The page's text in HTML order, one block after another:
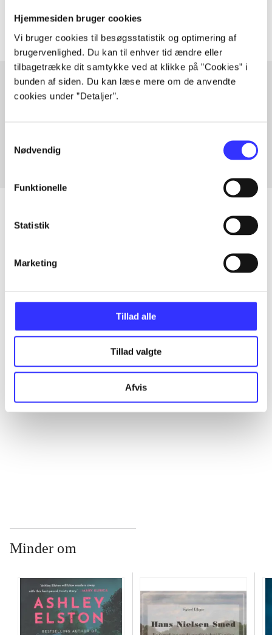
Hjemmesiden bruger cookies
Vi bruger cookies til besøgsstatistik og optimering af
brugervenlighed. Du kan til enhver tid ændre eller
tilbagetrække dit samtykke ved at klikke på ”Cookies” i
bunden af siden. Du kan læse mere om de anvendte
cookies under ”Detaljer”.
Nødvendig
Funktionelle
Statistik
Marketing
Tillad alle
Tillad valgte
Afvis
Alle registrerede artikler fordelt på udgivelser
...
...
Minder om